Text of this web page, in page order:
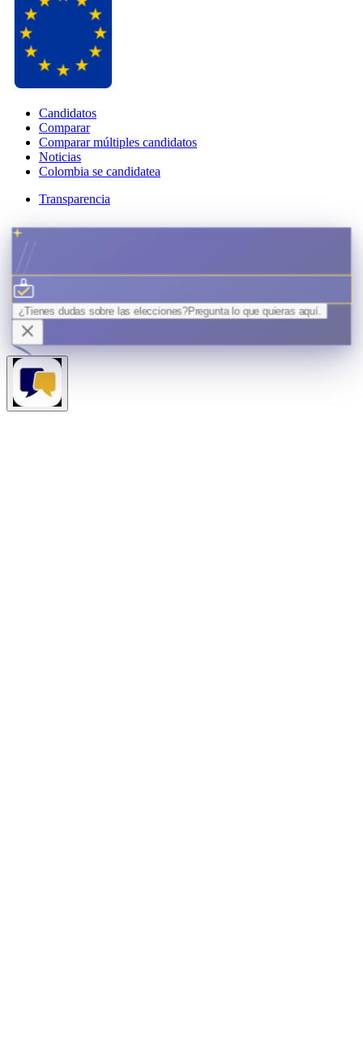
Candidatos
Comparar
Comparar múltiples candidatos
Noticias
Colombia se candidatea
Transparencia
¿Tienes dudas sobre las elecciones?Pregunta lo que quierasaquí.